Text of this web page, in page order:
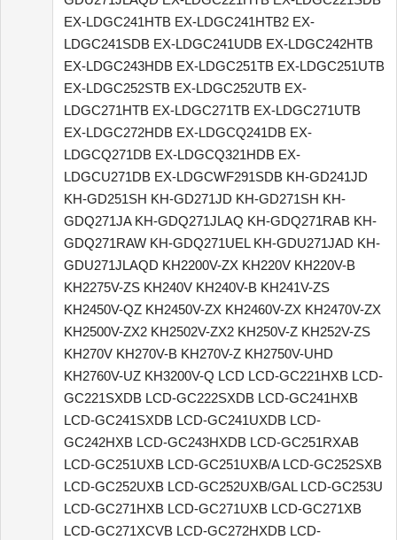
EX-LDGC241HTB EX-LDGC241HTB2 EX-
LDGC241SDB EX-LDGC241UDB EX-LDGC242HTB
EX-LDGC243HDB EX-LDGC251TB EX-LDGC251UTB
EX-LDGC252STB EX-LDGC252UTB EX-
LDGC271HTB EX-LDGC271TB EX-LDGC271UTB
EX-LDGC272HDB EX-LDGCQ241DB EX-
LDGCQ271DB EX-LDGCQ321HDB EX-
LDGCU271DB EX-LDGCWF291SDB KH-GD241JD
KH-GD251SH KH-GD271JD KH-GD271SH KH-
GDQ271JA KH-GDQ271JLAQ KH-GDQ271RAB KH-
GDQ271RAW KH-GDQ271UEL KH-GDU271JAD KH-
GDU271JLAQD KH2200V-ZX KH220V KH220V-B
KH2275V-ZS KH240V KH240V-B KH241V-ZS
KH2450V-QZ KH2450V-ZX KH2460V-ZX KH2470V-ZX
KH2500V-ZX2 KH2502V-ZX2 KH250V-Z KH252V-ZS
KH270V KH270V-B KH270V-Z KH2750V-UHD
KH2760V-UZ KH3200V-Q LCD LCD-GC221HXB LCD-
GC221SXDB LCD-GC222SXDB LCD-GC241HXB
LCD-GC241SXDB LCD-GC241UXDB LCD-
GC242HXB LCD-GC243HXDB LCD-GC251RXAB
LCD-GC251UXB LCD-GC251UXB/A LCD-GC252SXB
LCD-GC252UXB LCD-GC252UXB/GAL LCD-GC253U
LCD-GC271HXB LCD-GC271UXB LCD-GC271XB
LCD-GC271XCVB LCD-GC272HXDB LCD-